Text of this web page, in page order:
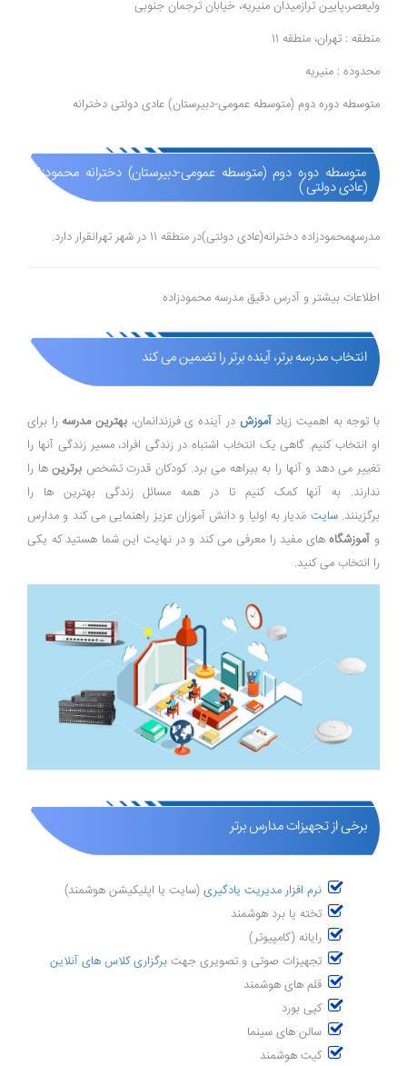
ولیعصر،پایین ترازمیدان منیریه، خیابان ترجمان جنوبی
منطقه : تهران، منطقه 11
محدوده : منیریه
متوسطه دوره دوم (متوسطه عمومی-دبیرستان) عادی دولتی دخترانه
متوسطه دوره دوم (متوسطه عمومی-دبیرستان) دخترانه محمودزاده
(عادی دولتی )
مدرسهمحمودزاده دخترانه(عادی دولتی)در منطقه 11 در شهر تهرانقرار دارد.
اطلاعات بیشتر و آدرس دقیق مدرسه محمودزاده
انتخاب مدرسه برتر، آینده برتر را تضمین می کند
با توجه به اهمیت زیادآموزش در آینده ی فرزندانمان، بهترین مدرسه را برای
او انتخاب کنیم. گاهی یک انتخاب اشتباه در زندگی افراد، مسیر زندگی آنها را
تغییر می دهد و آنها را به بیراهه می برد. کودکان قدرت تشخص برترینها را
ندارند. به آنها کمک کنیم تا در همه مسائل زندگی بهترین ها را
برگزینند.سایت مَدیار به اولیا و دانش آموزان عزیز راهنمایی می کند و مدارس
و آموزشگاههای مفید را معرفی می کند و در نهایت این شما هستید که یکی
را انتخاب می کنید.
برخی از تجهیزات مدارس برتر
نرم افزار مدیریت یادگیری (سایت یا اپلیکیشن هوشمند)
تخته یا برد هوشمند
رایانه (کامپیوتر)
تجهیزات صوتی و تصویری جهت برگزاری کلاس های آنلاین
قلم های هوشمند
کپی بورد
سالن های سینما
کیت هوشمند